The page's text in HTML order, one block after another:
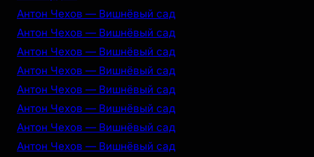
Антон Чехов — Вишнёвый сад
Антон Чехов — Вишнёвый сад
Антон Чехов — Вишнёвый сад
Антон Чехов — Вишнёвый сад
Антон Чехов — Вишнёвый сад
Антон Чехов — Вишнёвый сад
Антон Чехов — Вишнёвый сад
Антон Чехов — Вишнёвый сад